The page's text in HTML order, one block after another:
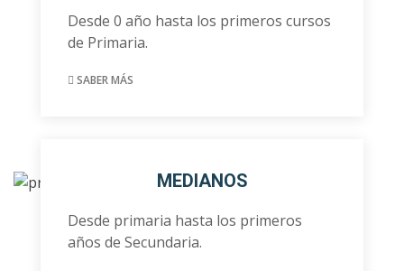
Desde 0 año hasta los primeros cursos
de Primaria.
SABER MÁS
MEDIANOS
Desde primaria hasta los primeros
años de Secundaria.